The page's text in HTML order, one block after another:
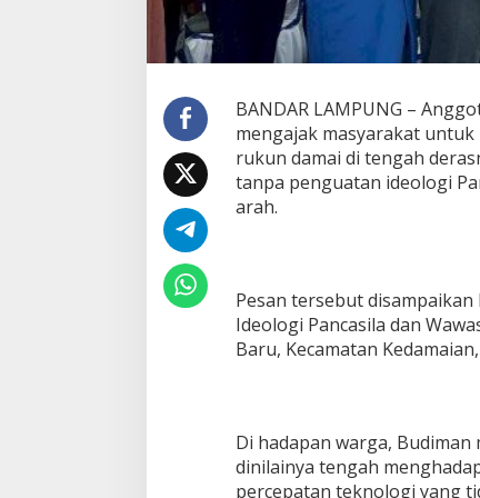
i
l
a
d
i
a
h
L
a
e
k
n
BANDAR LAMPUNG –
mengajak masyarakat
rukun damai di tengah
tanpa penguatan ideologi
arah.
Pesan tersebut disampaikan
Ideologi Pancasila dan
Baru, Kecamatan
Di hadapan warga,
dinilainya tengah
percepatan teknologi yang